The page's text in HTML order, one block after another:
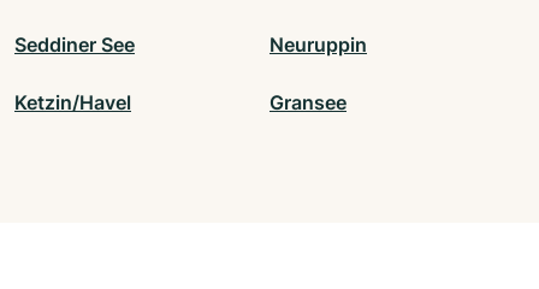
Seddiner See Neuruppin
Ketzin/Havel Gransee